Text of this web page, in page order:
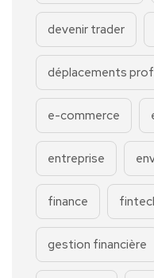
devenir trader
déplacements
e-commerce
entreprise
finance
gestion financière